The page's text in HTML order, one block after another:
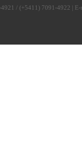
/ (+5411) 7091-4922 |